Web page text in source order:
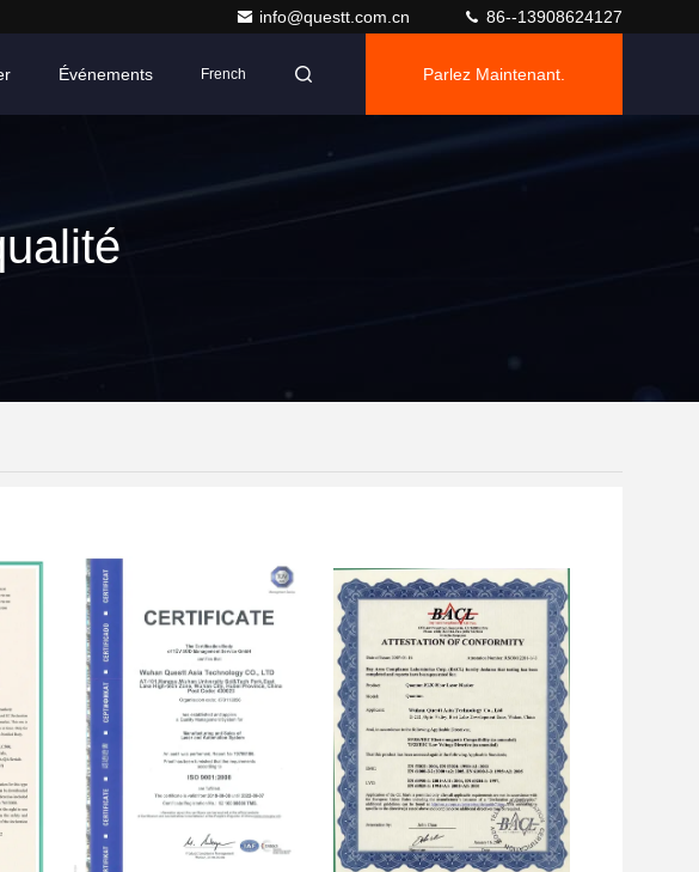
info@questt.com.cn 86--13908624127
Événements French Parlez Maintenant.